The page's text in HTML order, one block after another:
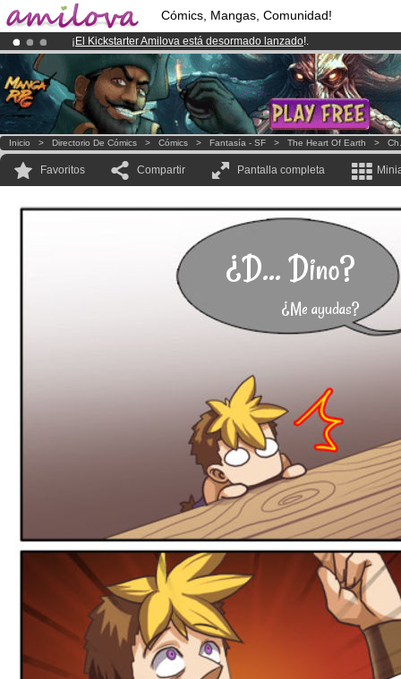
Cómics, Mangas, Comunidad!
¡ El Kickstarter Amilova está desormado lanzado!.
¡Ya tenemos 134393miembrosy 1208Cómics y Mangas!.
¡Conviertete en Premium por3.95 euros al mes!Hazte Premium ya
Inicio > Directorio De Cómics > Cómics > Fantasía - SF > The Heart Of Earth >
Favoritos Compartir Pantalla completa
¿D... Dino?
¿Me ayudas?